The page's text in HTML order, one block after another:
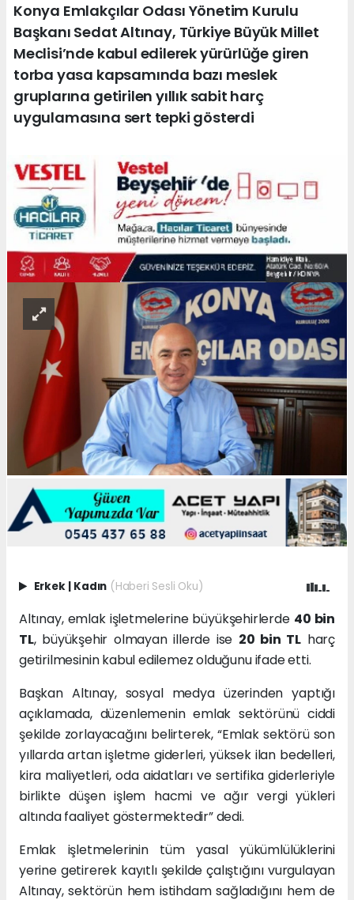
Konya Emlakçılar Odası Yönetim Kurulu
Başkanı Sedat Altınay, Türkiye Büyük Millet
Meclisi’nde kabul edilerek yürürlüğe giren
torba yasa kapsamında bazı meslek
gruplarına getirilen yıllık sabit harç
uygulamasına sert tepki gösterdi
Erkek Kadın (Haberi Sesli Oku)
Altınay, emlak işletmelerine büyükşehirlerde 40 bin
TL, büyükşehir olmayan illerde ise 20 bin TL harç
getirilmesinin kabul edilemez olduğunu ifade etti.
Başkan Altınay, sosyal medya üzerinden yaptığı
açıklamada, düzenlemenin emlak sektörünü ciddi
şekilde zorlayacağını belirterek, “Emlak sektörü son
yıllarda artan işletme giderleri, yüksek ilan bedelleri,
kira maliyetleri, oda aidatları ve sertifika giderleriyle
birlikte düşen işlem hacmi ve ağır vergi yükleri
altında faaliyet göstermektedir” dedi.
Emlak işletmelerinin tüm yasal yükümlülüklerini
yerine getirerek kayıtlı şekilde çalıştığını vurgulayan
Altınay, sektörün hem istihdam sağladığını hem de